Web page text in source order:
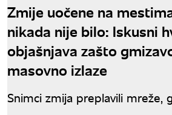
Zmije uočene na
nikada nije bilo: Iskusni
objašnjava zašto
masovno izlaze
Snimci zmija preplavili mreže,